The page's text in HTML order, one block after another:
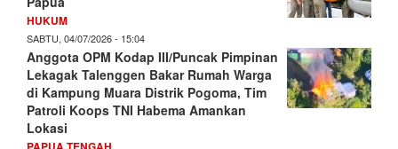
HUKUM
SABTU, 04/07/2026 - 15:04
Anggota OPM Kodap III/Puncak Pimpinan
Lekagak Talenggen Bakar Rumah Warga
di Kampung Muara Distrik Pogoma, Tim
Patroli Koops TNI Habema Amankan
Lokasi